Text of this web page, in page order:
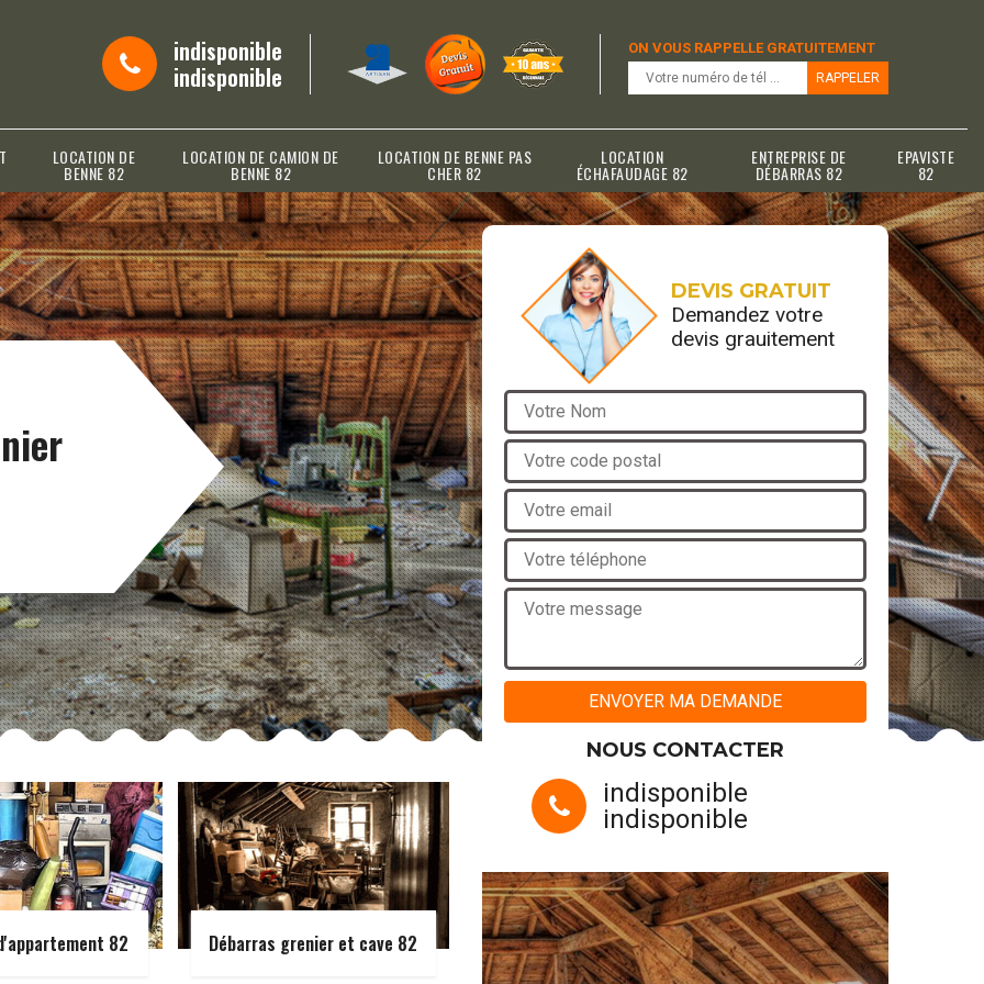
indisponible
indisponible
ON VOUS RAPPELLE GRATUITEMENT
LOCATION DE
BENNE 82
LOCATION DE CAMION DE
BENNE 82
LOCATION DE BENNE PAS
CHER 82
LOCATION
ÉCHAFAUDAGE 82
ENTREPRISE DE
DÉBARRAS 82
EPAVISTE
82
82 Débarras grenier et cave 82
DEVIS GRATUIT
Demandez votre
devis grauitement
NOUS CONTACTER
indisponible
indisponible